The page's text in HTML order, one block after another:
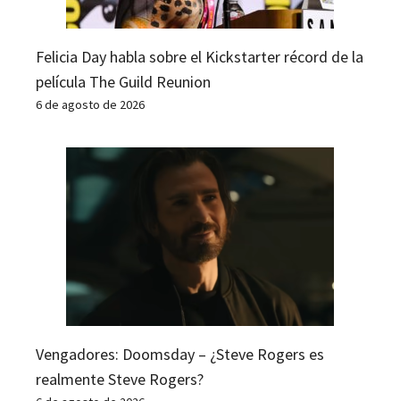
Felicia Day habla sobre el Kickstarter récord de la
película The Guild Reunion
6 de agosto de 2026
Vengadores: Doomsday – ¿Steve Rogers es
realmente Steve Rogers?